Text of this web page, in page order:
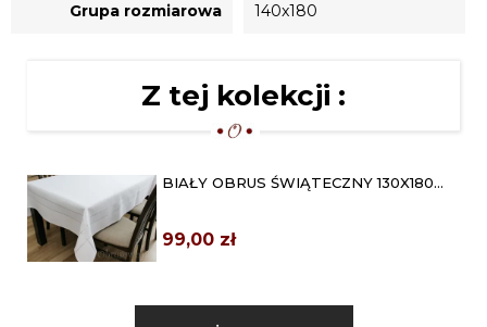
Grupa rozmiarowa 140x180
Z tej kolekcji :
BIAŁY OBRUS ŚWIĄTECZNY 130X180
99,00 zł